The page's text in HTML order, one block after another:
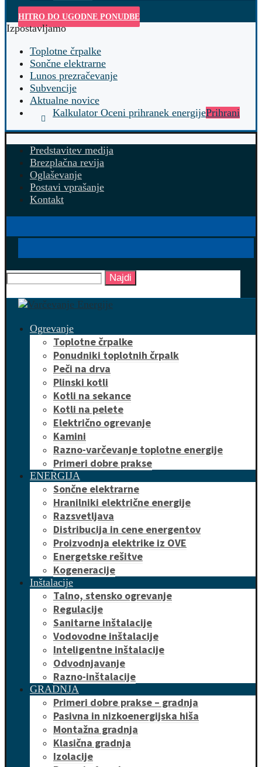
HITRO DO UGODNE PONUDBE
Izpostavljamo
Toplotne črpalke
Sončne elektrarne
Lunos prezračevanje
Subvencije
Aktualne novice
Kalkulator Oceni prihranek energijePrihrani
Predstavitev medija
Brezplačna revija
Oglaševanje
Postavi vprašanje
Kontakt
Najdi
Ogrevanje
Toplotne črpalke
Ponudniki toplotnih črpalk
Peči na drva
Plinski kotli
Kotli na sekance
Kotli na pelete
Električno ogrevanje
Kamini
Razno-varčevanje toplotne energije
Primeri dobre prakse
ENERGIJA
Sončne elektrarne
Hranilniki električne energije
Razsvetljava
Distribucija in cene energentov
Proizvodnja elektrike iz OVE
Energetske rešitve
Kogeneracije
Inštalacije
Talno, stensko ogrevanje
Regulacije
Sanitarne inštalacije
Vodovodne inštalacije
Inteligentne inštalacije
Odvodnjavanje
Razno-inštalacije
GRADNJA
Primeri dobre prakse – gradnja
Pasivna in nizkoenergijska hiša
Montažna gradnja
Klasična gradnja
Izolacije